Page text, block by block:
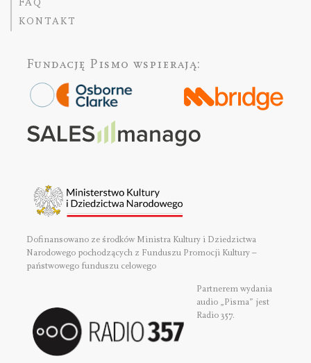
KONTAKT
Fundację Pismo wspierają:
Dofinansowano ze środków Ministra Kultury i Dziedzictwa
Narodowego pochodzących z Funduszu Promocji Kultury –
państwowego funduszu celowego
Partnerem wydania
audio „Pisma” jest
Radio 357.